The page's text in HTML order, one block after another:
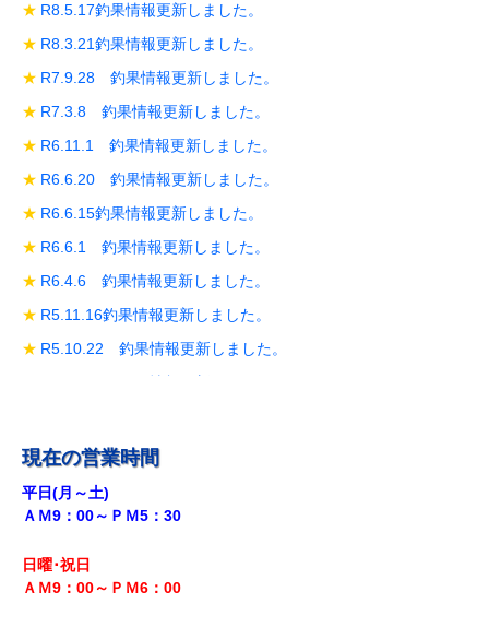
R8.5.17釣果情報更新しました。
R8.3.21釣果情報更新しました。
R7.9.28 釣果情報更新しました。
R7.3.8 釣果情報更新しました。
R6.11.1 釣果情報更新しました。
R6.6.20 釣果情報更新しました。
R6.6.15釣果情報更新しました。
R6.6.1 釣果情報更新しました。
R6.4.6 釣果情報更新しました。
R5.11.16釣果情報更新しました。
R5.10.22 釣果情報更新しました。
R5.9.28 釣果情報更新しました。
R5.9.18釣果情報更新しました。
R5.8.12 釣果情報更新しました。
R5.7.27 釣果情報更新しました。
現在の営業時間
平日(月～土)
ＡＭ9：00～ＰＭ5：30
日曜･祝日
ＡＭ9：00～ＰＭ6 ：00